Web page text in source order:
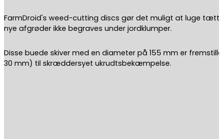
FarmDroid's weed-cutting discs gør det muligt at luge
nye afgrøder ikke begraves under jordklumper.
Disse buede skiver med en diameter på 155 mm er
30 mm) til skræddersyet ukrudtsbekæmpelse.